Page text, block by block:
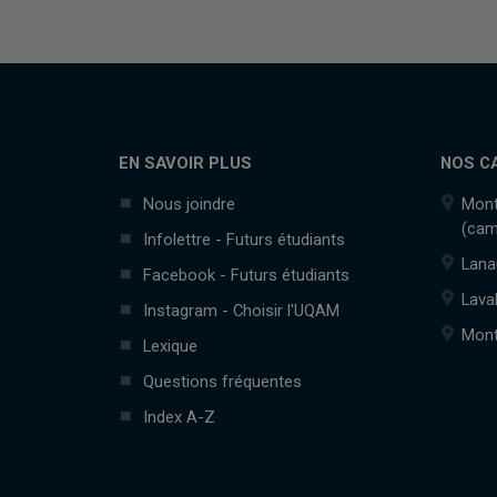
EN SAVOIR PLUS
Nous joindre
Infolettre - Futurs étudiants
Facebook - Futurs étudiants
Instagram - Choisir l'UQAM
Lexique
Questions fréquentes
Index A-Z
NOS
Laval